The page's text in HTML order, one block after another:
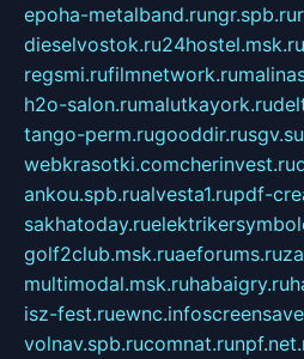
epoha-metalband.rungr.spb.ru
dieselvostok.ru24hostel.msk.ru
regsmi.rufilmnetwork.ru
h2o-salon.rumalutkayork.ru
tango-perm.rugooddir.rusgv.su
webkrasotki.comcherinvest.ru
ankou.spb.rualvesta1.rupdf-
sakhatoday.ru
golf2club.msk.ruaeforums.ru
multimodal.msk.ruhabaigry.ru
isz-fest.ruewnc.info
volnav.spb.rucomnat.ru